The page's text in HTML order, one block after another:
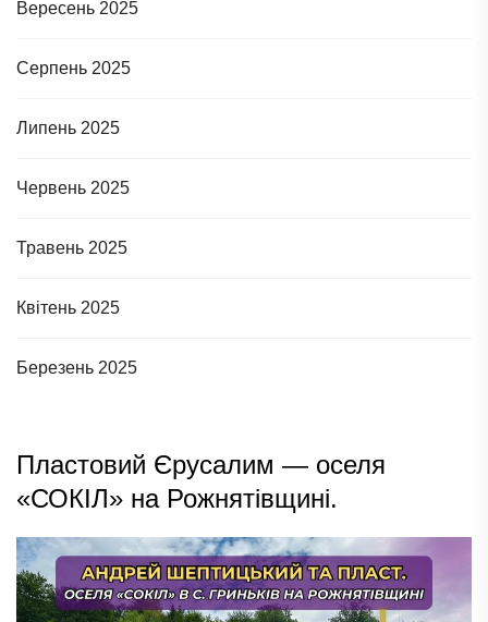
Вересень 2025
Серпень 2025
Липень 2025
Червень 2025
Травень 2025
Квітень 2025
Березень 2025
Пластовий Єрусалим — оселя
«СОКІЛ» на Рожнятівщині.